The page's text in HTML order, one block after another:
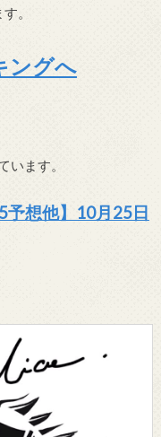
。
ングへ
います。
予想他】10月25日